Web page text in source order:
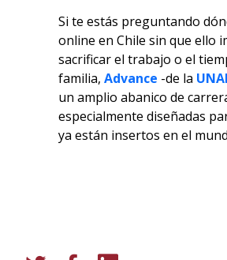
Si te estás preguntando
online en Chile sin que ello
sacrificar el trabajo o el
familia, Advance -de la
un amplio abanico de
especialmente diseñadas
ya están insertos en el